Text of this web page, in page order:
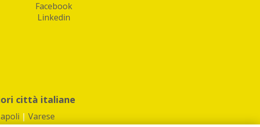
Facebook
Linkedin
città italiane
| Varese